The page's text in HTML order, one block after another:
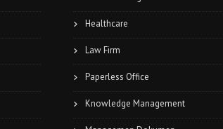
Healthcare
Law Firm
Paperless Office
Knowledge Management